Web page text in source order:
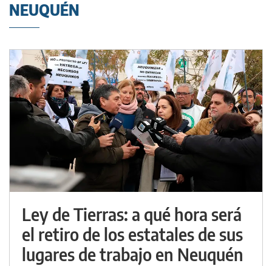
NEUQUÉN
Ley de Tierras: a qué hora será
el retiro de los estatales de sus
lugares de trabajo en Neuquén